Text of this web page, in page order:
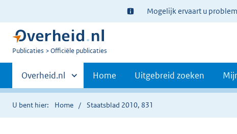
Ter
informatie:
Mogelijk ervaart u
U
Publicaties Officiële publicaties
Primaire
navigatie
Andere
sites
binnen
Overheid.nl Home Uitgebreid zoeken
U bent hier: Home Staatsblad 2010, 831